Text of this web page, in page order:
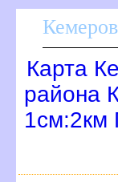
Карта
района
1см:2км